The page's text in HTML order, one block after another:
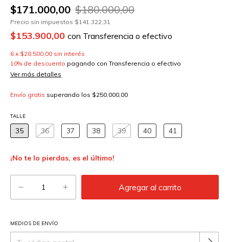
$171.000,00 $180.000,00
Precio sin impuestos $141.322,31
$153.900,00 con Transferencia o efectivo
6 x $28.500,00 sin interés
10% de descuento pagando con Transferencia o efectivo
Ver más detalles
Envío gratis superando los $250.000,00
TALLE
35 36 37 38 39 40 41
¡No te lo pierdas, es el último!
Entregas para el CP:
MEDIOS DE ENVÍO